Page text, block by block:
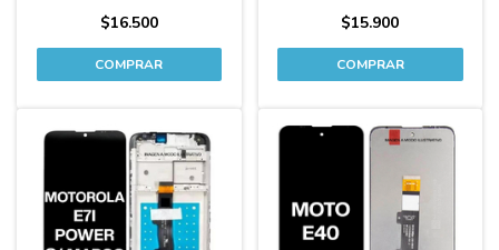
$16.500 $15.900